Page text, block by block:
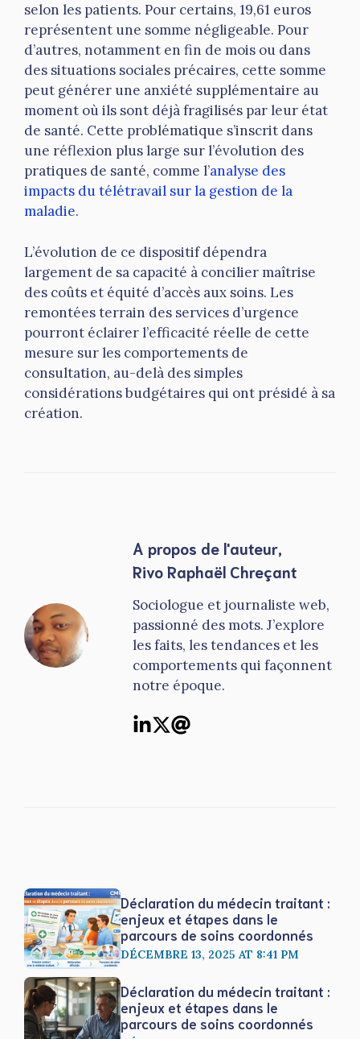
selon les patients. Pour certains, 19,61 euros
représentent une somme négligeable. Pour
d’autres, notamment en fin de mois ou dans
des situations sociales précaires, cette somme
peut générer une anxiété supplémentaire au
moment où ils sont déjà fragilisés par leur état
de santé. Cette problématique s’inscrit dans
une réflexion plus large sur l’évolution des
pratiques de santé, comme l’analyse des
impacts du télétravail sur la gestion de la
maladie.
L’évolution de ce dispositif dépendra
largement de sa capacité à concilier maîtrise
des coûts et équité d’accès aux soins. Les
remontées terrain des services d’urgence
pourront éclairer l’efficacité réelle de cette
mesure sur les comportements de
consultation, au-delà des simples
considérations budgétaires qui ont présidé à sa
création.
A propos de l'auteur,
Rivo Raphaël Chreçant
Sociologue et journaliste web,
passionné des mots. J’explore
les faits, les tendances et les
comportements qui façonnent
notre époque.
Déclaration du médecin traitant :
enjeux et étapes dans le
parcours de soins coordonnés
DÉCEMBRE 13, 2025 AT 8:41 PM
Déclaration du médecin traitant :
enjeux et étapes dans le
parcours de soins coordonnés